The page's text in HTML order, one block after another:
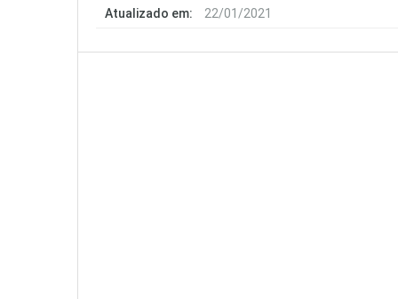
Atualizado em: 22/01/2021